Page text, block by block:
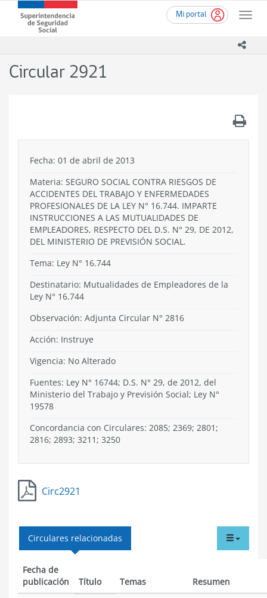
contenido
Mi portal
Toggle
Superintendencia
de
-
Circular 2921
Fecha: 01 de abril de 2013
Materia: SEGURO SOCIAL CONTRA RIESGOS DE
ACCIDENTES DEL TRABAJO Y ENFERMEDADES
PROFESIONALES DE LA LEY N° 16.744. IMPARTE
INSTRUCCIONES A LAS MUTUALIDADES DE
EMPLEADORES, RESPECTO DEL D.S. N° 29, DE 2012,
DEL MINISTERIO DE PREVISIÓN SOCIAL.
Tema: Ley N° 16.744
Destinatario: Mutualidades de Empleadores de la
Ley N° 16.744
Observación: Adjunta Circular N° 2816
Acción: Instruye
Vigencia: No Alterado
Fuentes: Ley N° 16744; D.S. N° 29, de 2012, del
Ministerio del Trabajo y Previsión Social; Ley N°
19578
Concordancia con Circulares: 2085; 2369; 2801;
2816; 2893; 3211; 3250
Circ2921
menu
Circulares relacionadas
Fecha de
publicación
Título Temas
Resumen